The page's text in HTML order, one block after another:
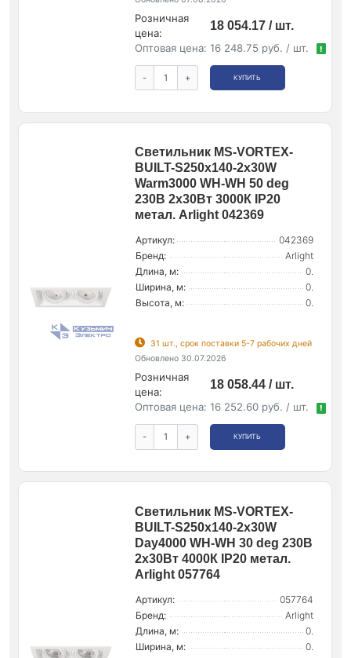
Розничная
цена:
18 054.17 / шт.
Оптовая цена: 16 248.75 руб. / шт. !
- + КУПИТЬ
Светильник MS-VORTEX-
BUILT-S250x140-2x30W
Warm3000 WH-WH 50 deg
230В 2х30Вт 3000К IP20
метал. Arlight 042369
Артикул:
042369
Бренд:
Arlight
Длина, м:
0.
Ширина, м:
0.
Высота, м:
0.
31 шт., срок поставки 5-7 рабочих дней
Обновлено 30.07.2026
Розничная
цена:
18 058.44 / шт.
Оптовая цена: 16 252.60 руб. / шт. !
- + КУПИТЬ
Светильник MS-VORTEX-
BUILT-S250x140-2x30W
Day4000 WH-WH 30 deg 230В
2х30Вт 4000К IP20 метал.
Arlight 057764
Артикул:
057764
Бренд:
Arlight
Длина, м:
0.
Ширина, м:
0.